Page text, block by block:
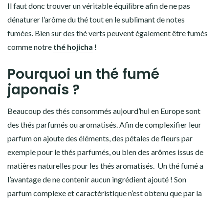
Il faut donc trouver un véritable équilibre afin de ne pas
dénaturer l’arôme du thé tout en le sublimant de notes
fumées. Bien sur des thé verts peuvent également être fumés
comme notre thé hojicha !
Pourquoi un thé fumé
japonais ?
Beaucoup des thés consommés aujourd’hui en Europe sont
des thés parfumés ou aromatisés. Afin de complexifier leur
parfum on ajoute des éléments, des pétales de fleurs par
exemple pour le thés parfumés, ou bien des arômes issus de
matières naturelles pour les thés aromatisés. Un thé fumé a
l’avantage de ne contenir aucun ingrédient ajouté ! Son
parfum complexe et caractéristique n’est obtenu que par la